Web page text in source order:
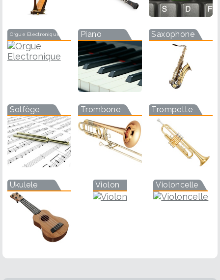
Orgue Electronique Piano Saxophone
Solfège Trombone Trompette
Ukulele Violon Violoncelle